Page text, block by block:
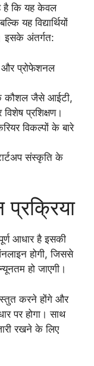
है कि यह केवल
यह विद्यार्थियों
इसके अंतर्गत:
और प्रोफेशनल
कौशल जैसे आईटी,
प्रशिक्षण।
विकल्पों के बारे
संस्कृति के
आधार है इसकी
होगी, जिससे
हो जाएगी।
करने होंगे और
पर होगा। साथ
जारी रखने के लिए